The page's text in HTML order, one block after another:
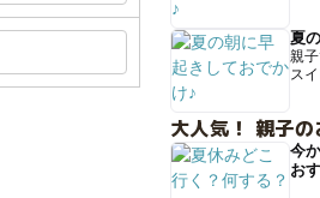
夏
親
ス
大人気！ 親子
今
お